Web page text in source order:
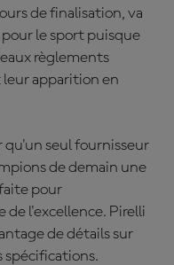
de finalisation, va
le sport puisque
règlements
apparition en
qu'un seul fournisseur
de demain une
pour
de l'excellence. Pirelli
de détails sur
spécifications.